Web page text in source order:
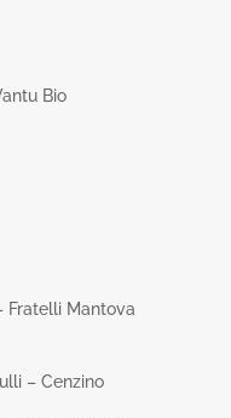
Bio
Fratelli Mantova
– Cenzino